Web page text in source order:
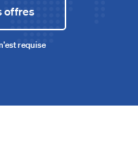
offres
requise